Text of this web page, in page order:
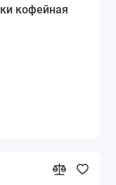
кофейная